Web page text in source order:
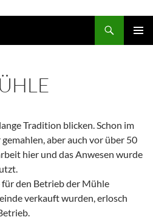
Tradition blicken. Schon im
aber auch vor über 50
hier und das Anwesen wurde
für den Betrieb der Mühle
verkauft wurden, erlosch